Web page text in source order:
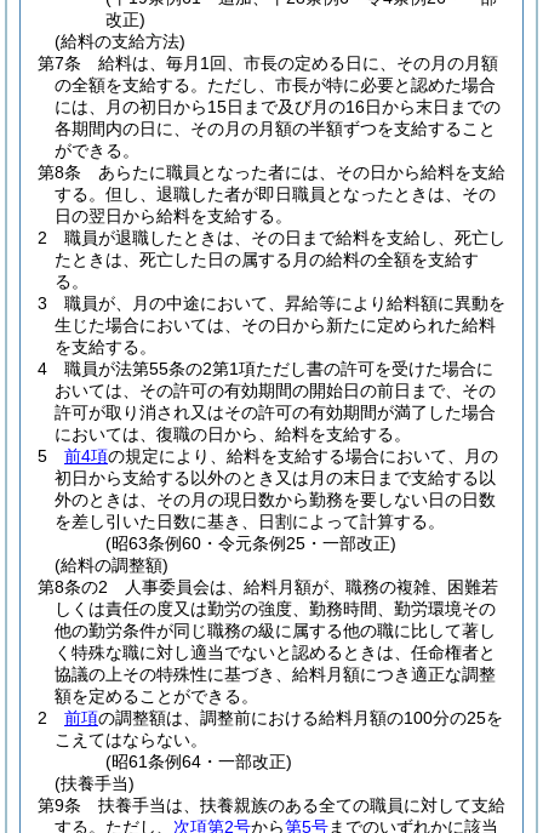
改正)
(給料の支給方法)
第7条
給料は、毎月1回、市長の定める日に、その月の月額
の全額を支給する。 ただし、市長が特に必要と認めた場合
には、月の初日から15日まで及び月の16日から末日までの
各期間内の日に、その月の月額の半額ずつを支給すること
ができる。
第8条
あらたに職員となった者には、その日から給料を支給
する。 但し、退職した者が即日職員となったときは、その
日の翌日から給料を支給する。
2
職員が退職したときは、その日まで給料を支給し、死亡し
たときは、死亡した日の属する月の給料の全額を支給す
る。
3
職員が、月の中途において、昇給等により給料額に異動を
生じた場合においては、その日から新たに定められた給料
を支給する。
4
職員が法第55条の2第1項ただし書の許可を受けた場合に
おいては、その許可の有効期間の開始日の前日まで、その
許可が取り消され又はその許可の有効期間が満了した場合
においては、復職の日から、給料を支給する。
5
前4項の規定により、給料を支給する場合において、月の
初日から支給する以外のとき又は月の末日まで支給する以
外のときは、その月の現日数から勤務を要しない日の日数
を差し引いた日数に基き、日割によって計算する。
(昭63条例60・令元条例25・一部改正)
(給料の調整額)
第8条の2
人事委員会は、給料月額が、職務の複雑、困難若
しくは責任の度又は勤労の強度、勤務時間、勤労環境その
他の勤労条件が同じ職務の級に属する他の職に比して著し
く特殊な職に対し適当でないと認めるときは、任命権者と
協議の上その特殊性に基づき、給料月額につき適正な調整
額を定めることができる。
2
前項の調整額は、調整前における給料月額の100分の25を
こえてはならない。
(昭61条例64・一部改正)
(扶養手当)
第9条
扶養手当は、扶養親族のある全ての職員に対して支給
する。 ただし、 次項第2号から第5号までのいずれかに該当